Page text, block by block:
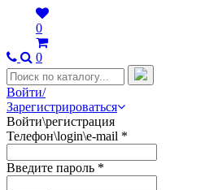
0
0
Войти/
Зарегистрироваться
Войти\регистрация
Телефон\login\e-mail *
Введите пароль *